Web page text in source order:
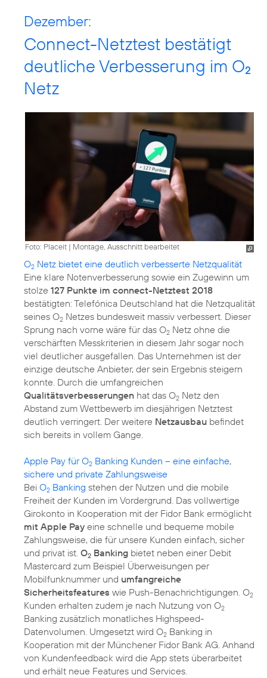
Dezember:
Connect-Netztest bestätigt
deutliche Verbesserung im O2
Netz
Foto: Placeit | Montage, Ausschnitt bearbeitet
O2 Netz bietet eine deutlich verbesserte Netzqualität
Eine klare Notenverbesserung sowie ein Zugewinn um
stolze 127 Punkte im connect-Netztest 2018
bestätigten: Telefónica Deutschland hat die Netzqualität
seines O2 Netzes bundesweit massiv verbessert. Dieser
Sprung nach vorne wäre für das O2 Netz ohne die
verschärften Messkriterien in diesem Jahr sogar noch
viel deutlicher ausgefallen. Das Unternehmen ist der
einzige deutsche Anbieter, der sein Ergebnis steigern
konnte. Durch die umfangreichen
Qualitätsverbesserungen hat das O2 Netz den
Abstand zum Wettbewerb im diesjährigen Netztest
deutlich verringert. Der weitere Netzausbau befindet
sich bereits in vollem Gange.
Apple Pay für O2 Banking Kunden – eine einfache,
sichere und private Zahlungsweise
Bei O2 Banking stehen der Nutzen und die mobile
Freiheit der Kunden im Vordergrund. Das vollwertige
Girokonto in Kooperation mit der Fidor Bank ermöglicht
mit Apple Pay eine schnelle und bequeme mobile
Zahlungsweise, die für unsere Kunden einfach, sicher
und privat ist. O2 Banking bietet neben einer Debit
Mastercard zum Beispiel Überweisungen per
Mobilfunknummer und umfangreiche
Sicherheitsfeatures wie Push-Benachrichtigungen. O2
Kunden erhalten zudem je nach Nutzung von O2
Banking zusätzlich monatliches Highspeed-
Datenvolumen. Umgesetzt wird O2 Banking in
Kooperation mit der Münchener Fidor Bank AG. Anhand
von Kundenfeedback wird die App stets überarbeitet
und erhält neue Features und Services.